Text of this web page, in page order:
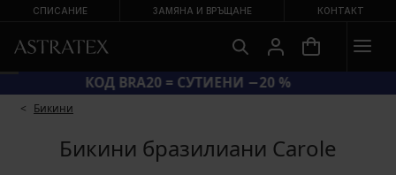
СПИСАНИЕ ЗАМЯНА И ВРЪЩАНЕ КОНТАКТ
КОД BRA20 = СУТИЕНИ −20 %
Бикини
Бикини бразилиани Carole